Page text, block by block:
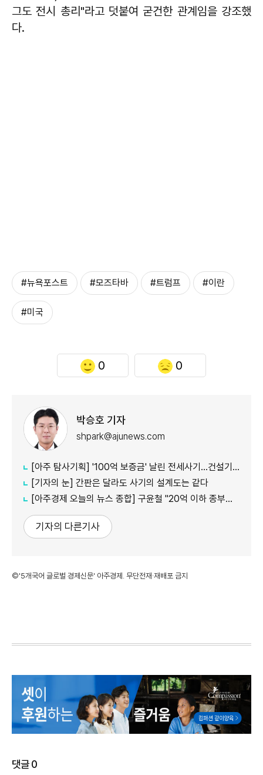
그도 전시 총리"라고 덧붙여 굳건한 관계임을 강조했
다.
#뉴욕포스트 #모즈타바 #트럼프 #이란
#미국
0 0
박승호 기자
shpark@ajunews.com
[아주 탐사기획] '100억 보증금' 날린 전세사기…건설기술인협회 임대차 경위도 불투명
[기자의 눈] 간판은 달라도 사기의 설계도는 같다
[아주경제 오늘의 뉴스 종합] 구윤철 "20억 이하 종부세 제외, 40억 이상은 과세 정상화"…부동산 세제 대전환" 外
기자의 다른기사
©'5개국어 글로벌 경제신문' 아주경제. 무단전재·재배포 금지
댓글0